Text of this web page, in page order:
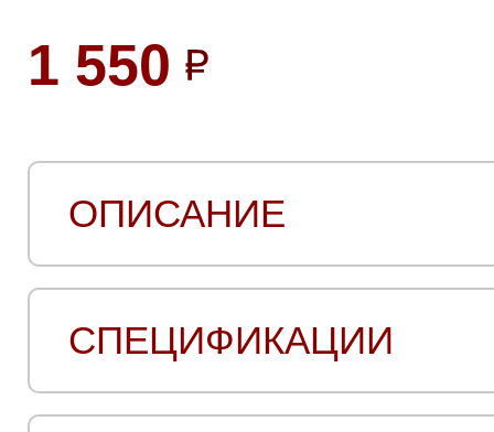
1 550
ОПИСАНИЕ
СПЕЦИФИКАЦИИ